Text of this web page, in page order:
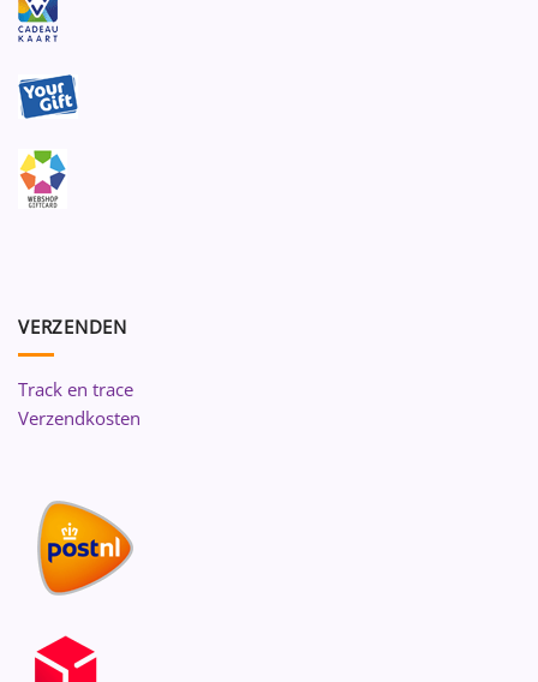
VERZENDEN
Track en trace
Verzendkosten